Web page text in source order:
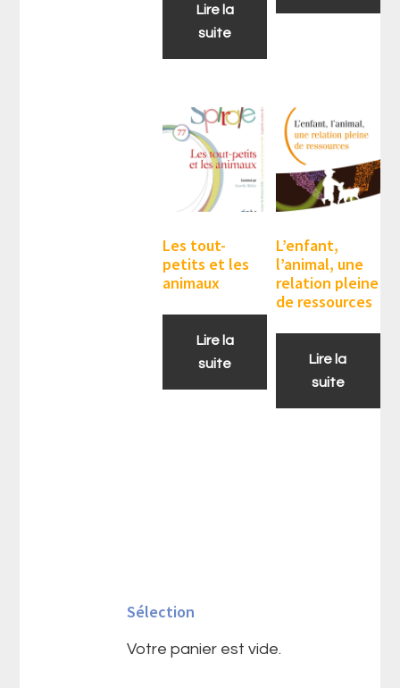
Lire la
suite
Les tout-
petits et les
animaux
Lire la
suite
L’enfant,
l’animal, une
relation pleine
de ressources
Lire la
suite
principale
Sélection
Votre panier est vide.